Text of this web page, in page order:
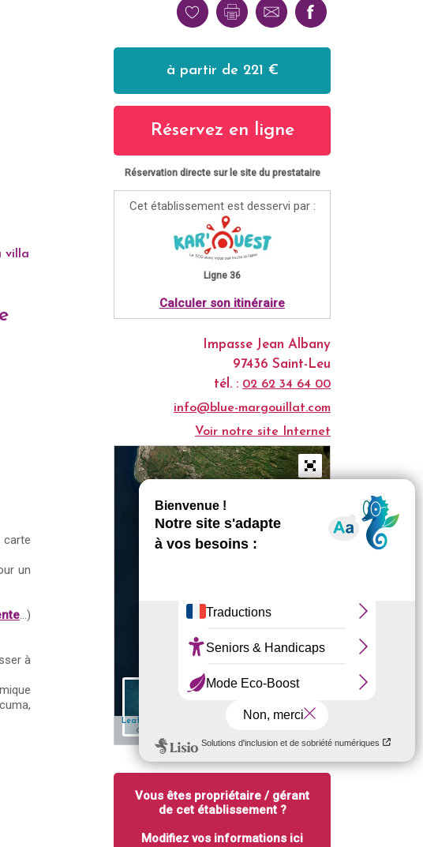
villa
un
...)
à
à partir de 221 €
Réservez en ligne
Réservation directe sur le site du prestataire
Cet établissement est desservi par :
Ligne 36
Calculer son itinéraire
Impasse Jean Albany
97436 Saint-Leu
tél. : 02 62 34 64 00
info@blue-margouillat.com
Voir notre site Internet
+
5 km
✎ Edit
Leaflet
— Source: Esri, i-cubed, USDA, USGS, AEX,
GeoEye, Getmapping, Aerogrid, IGN, IGP, UPR-EGP, and the GIS User
Community
Vous êtes propriétaire / gérant
de cet établissement ?
Modifiez vos informations ici